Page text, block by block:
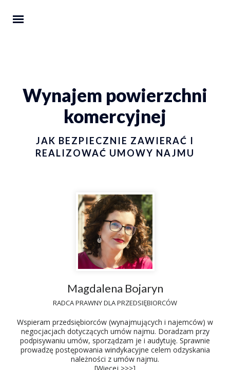
Wynajem powierzchni
komercyjnej
JAK BEZPIECZNIE ZAWIERAĆ I
REALIZOWAĆ UMOWY NAJMU
Magdalena Bojaryn
RADCA PRAWNY DLA PRZEDSIĘBIORCÓW
Wspieram przedsiębiorców (wynajmujących i najemców) w
negocjacjach dotyczących umów najmu. Doradzam przy
podpisywaniu umów, sporządzam je i audytuję. Sprawnie
prowadzę postępowania windykacyjne celem odzyskania
należności z umów najmu.